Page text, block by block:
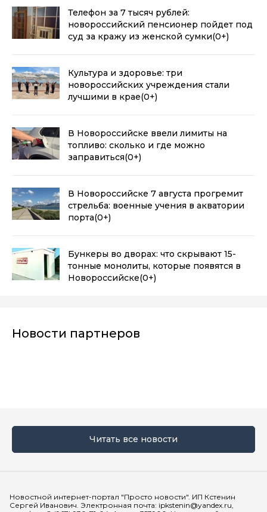
Телефон за 7 тысяч рублей:
новороссийский пенсионер пойдет под
суд за кражу из женской сумки(0+)
Культура и здоровье: три
новороссийских учреждения стали
лучшими в крае(0+)
В Новороссийске ввели лимиты на
топливо: сколько и где можно
заправиться(0+)
В Новороссийске 7 августа прогремит
стрельба: военные учения в акватории
порта(0+)
Бункеры во дворах: что скрывают 15-
тонные монолиты, которые появятся в
Новороссийске(0+)
Новости партнеров
Читать все новости
Новостной интернет-портал "Просто новости". ИП Кстенин
Сергей Иванович. Электронная почта: ipkstenin@yandex.ru,